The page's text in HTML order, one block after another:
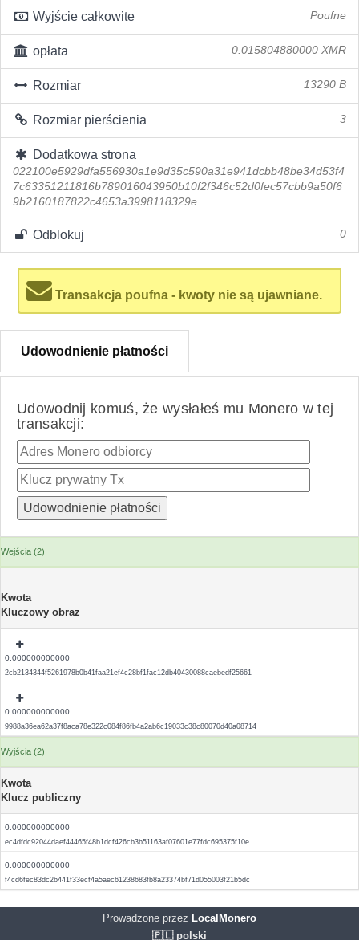
Wyjście całkowite Poufne
opłata 0.015804880000 XMR
Rozmiar 13290 B
Rozmiar pierścienia 3
Dodatkowa strona
022100e5929dfa556930a1e9d35c590a31e941dcbb48be34d53f4
7c63351211816b789016043950b10f2f346c52d0fec57cbb9a50f6
9b2160187822c4653a3998118329e
Odblokuj 0
Transakcja poufna - kwoty nie są ujawniane.
Udowodnienie płatności
Udowodnij komuś, że wysłałeś mu Monero w tej
transakcji:
Wejścia (2)
Kwota
Kluczowy obraz
0.000000000000
2cb2134344f5261978b0b41faa21ef4c28bf1fac12db40430088caebedf25661
0.000000000000
9988a36ea62a37f8aca78e322c084f86fb4a2ab6c19033c38c80070d40a08714
Wyjścia (2)
Kwota
Klucz publiczny
0.000000000000
ec4dfdc92044daef44465f48b1dcf426cb3b51163af07601e77fdc695375f10e
0.000000000000
f4cd6fec83dc2b441f33ecf4a5aec61238683fb8a23374bf71d055003f21b5dc
Prowadzone przez LocalMonero
🇵🇱 polski